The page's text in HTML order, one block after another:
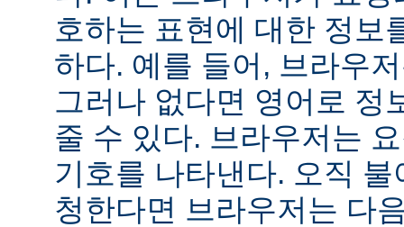
호하는 표현에 대한 정보
하다. 예를 들어, 브라우
그러나 없다면 영어로 정
줄 수 있다. 브라우저는
기호를 나타낸다. 오직
청한다면 브라우저는 다